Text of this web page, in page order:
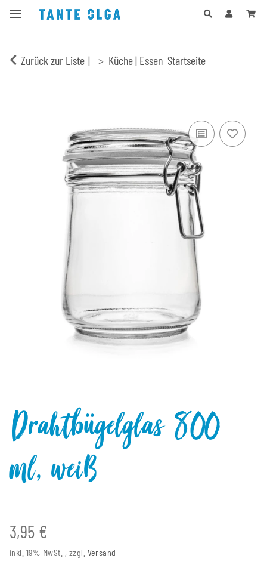
Zurück zur Liste Küche | Essen Startseite
Drahtbügelglas 800
ml, weiß
3,95 €
inkl. 19% MwSt. , zzgl. Versand